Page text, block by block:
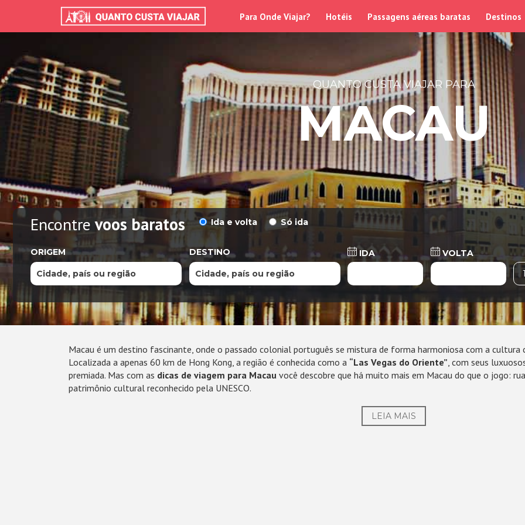
Para Onde Viajar? Hotéis Passagens aéreas baratas Destinos
QUANTO CUSTA VIAJAR PARA
MACAU
Encontrevoos baratos Ida e volta Só ida
ORIGEM DESTINO IDA
VOLTA
Cidade, país ou região
Cidade, país ou região
Macau é um destino fascinante, onde o passado colonial português se mistura de forma harmoniosa com a cultura
Localizada a apenas 60 km de Hong Kong, a região é conhecida como a “Las Vegas do Oriente”, com seus
premiada. Mas com as dicas de viagem para Macau você descobre que há muito mais em Macau do que o jogo:
patrimônio cultural reconhecido pela UNESCO.
LEIA MAIS